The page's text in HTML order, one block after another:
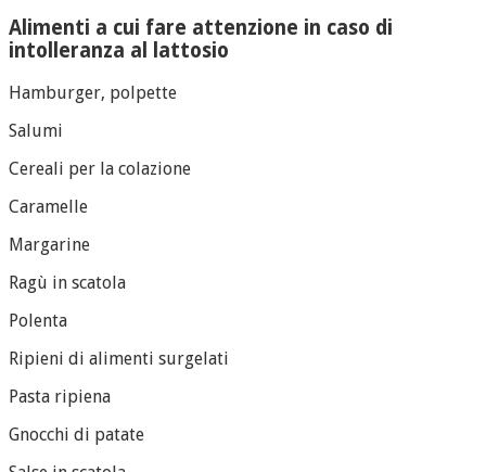
Alimenti a cui fare attenzione in caso di
intolleranza al lattosio
Hamburger, polpette
Salumi
Cereali per la colazione
Caramelle
Margarine
Ragù in scatola
Polenta
Ripieni di alimenti surgelati
Pasta ripiena
Gnocchi di patate